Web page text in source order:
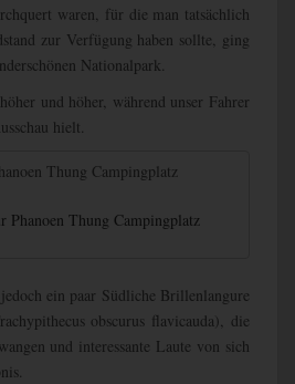
waren, für die man tatsächlich
zur Verfügung haben sollte, ging
Nationalpark.
und höher, während unser Fahrer
hielt.
Phanoen Thung Campingplatz
ein paar Südliche Brillenlangure
obscurus flavicauda), die
und interessante Laute von sich